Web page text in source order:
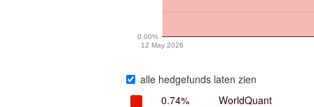
12 May 2026
0.00%
alle hedgefunds laten zien
0.74%
WorldQuant